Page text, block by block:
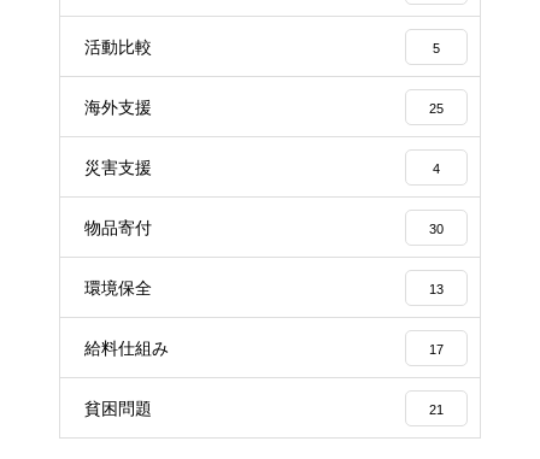
活動比較 5
海外支援 25
災害支援 4
物品寄付 30
環境保全 13
給料仕組み 17
貧困問題 21